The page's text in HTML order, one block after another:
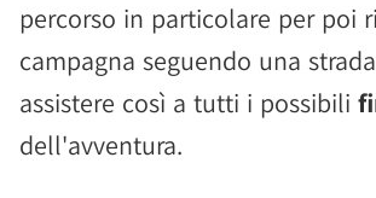
percorso in particolare per poi
campagna seguendo una
assistere così a tutti i possibili
dell'avventura.